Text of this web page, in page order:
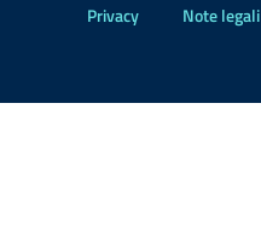
Privacy Note legali